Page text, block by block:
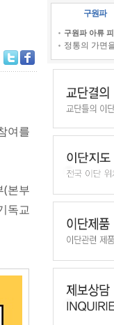
여를
(본부
독교
구원파
구원파 아류
정통의 가면